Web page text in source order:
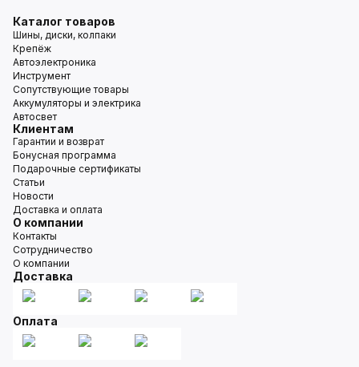
Каталог товаров
Шины, диски, колпаки
Крепёж
Автоэлектроника
Инструмент
Сопутствующие товары
Аккумуляторы и электрика
Автосвет
Клиентам
Гарантии и возврат
Бонусная программа
Подарочные сертификаты
Статьи
Новости
Доставка и оплата
О компании
Контакты
Сотрудничество
О компании
Доставка
Оплата